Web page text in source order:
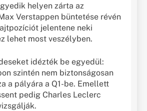
helyen zárta az
Verstappen büntetése révén
jelentene neki
lehet most veszélyben.
idézték be egyedül:
szintén nem biztonságosan
a pályára a Q1-be. Emellett
pedig Charles Leclerc